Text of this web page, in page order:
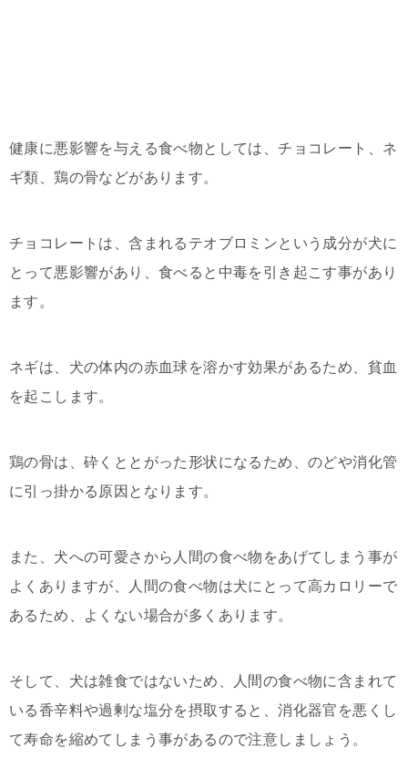
健康に悪影響を与える食べ物としては、チョコレート、ネ
ギ類、鶏の骨などがあります。
チョコレートは、含まれるテオブロミンという成分が犬に
とって悪影響があり、食べると中毒を引き起こす事があり
ます。
ネギは、犬の体内の赤血球を溶かす効果があるため、貧血
を起こします。
鶏の骨は、砕くととがった形状になるため、のどや消化管
に引っ掛かる原因となります。
また、犬への可愛さから人間の食べ物をあげてしまう事が
よくありますが、人間の食べ物は犬にとって高カロリーで
あるため、よくない場合が多くあります。
そして、犬は雑食ではないため、人間の食べ物に含まれて
いる香辛料や過剰な塩分を摂取すると、消化器官を悪くし
て寿命を縮めてしまう事があるので注意しましょう。